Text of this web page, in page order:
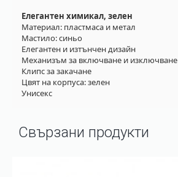
Елегантен химикал, зелен
Материал: пластмаса и метал
Мастило: синьо
Елегантен и изтънчен дизайн
Механизъм за включване и изключване
Клипс за закачане
Цвят на корпуса: зелен
Унисекс
Свързани продукти